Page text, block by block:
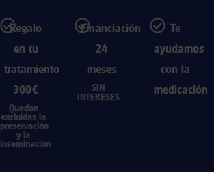
Regalo
en tu
tratamiento
300€
Quedan
excluidas la
preservación
y la
inseminación
Financiación
24
meses
SIN
INTERESES
Te
ayudamos
con la
medicación